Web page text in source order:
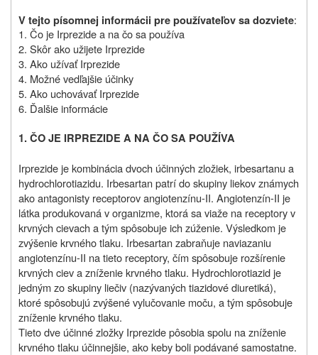
V tejto písomnej informácii pre používateľov sa dozviete:
1. Čo je Irprezide a na čo sa používa
2. Skôr ako užijete Irprezide
3. Ako užívať Irprezide
4. Možné vedľajšie účinky
5. Ako uchovávať Irprezide
6. Ďalšie informácie
1. ČO JE IRPREZIDE A NA ČO SA POUŽÍVA
Irprezide je kombinácia dvoch účinných zložiek, irbesartanu a
hydrochlorotiazidu. Irbesartan patrí do skupiny liekov známych
ako antagonisty receptorov angiotenzínu-II. Angiotenzín-II je
látka produkovaná v organizme, ktorá sa viaže na receptory v
krvných cievach a tým spôsobuje ich zúženie. Výsledkom je
zvýšenie krvného tlaku. Irbesartan zabraňuje naviazaniu
angiotenzínu-II na tieto receptory, čím spôsobuje rozšírenie
krvných ciev a zníženie krvného tlaku. Hydrochlorotiazid je
jedným zo skupiny liečiv (nazývaných tiazidové diuretiká),
ktoré spôsobujú zvýšené vylučovanie moču, a tým spôsobuje
zníženie krvného tlaku.
Tieto dve účinné zložky Irprezide pôsobia spolu na zníženie
krvného tlaku účinnejšie, ako keby boli podávané samostatne.